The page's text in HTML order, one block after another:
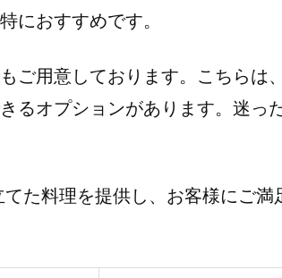
におすすめです。
ご用意しております。こちらは
るオプションがあります。迷っ
た料理を提供し、お客様にご